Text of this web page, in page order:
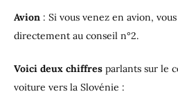
Avion : Si vous venez en avion,
directement au conseil n°2.
Voici deux chiffres parlants sur le
voiture vers la Slovénie :